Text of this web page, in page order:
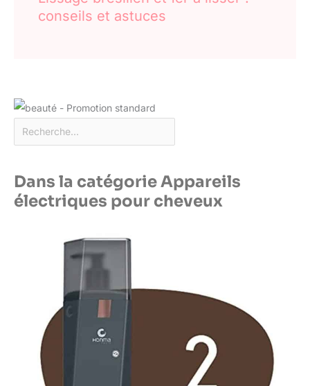
conseils et astuces
Dans la catégorie Appareils
électriques pour cheveux